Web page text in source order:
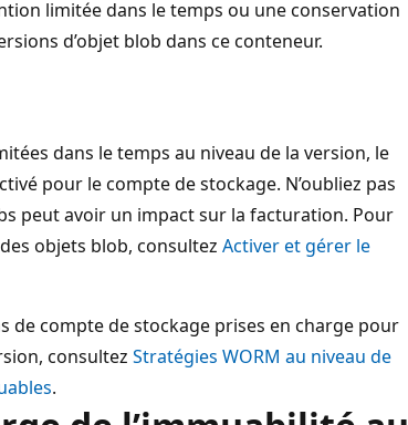
limitée dans le temps ou une conservation
d’objet blob dans ce conteneur.
dans le temps au niveau de la version, le
pour le compte de stockage. N’oubliez pas
peut avoir un impact sur la facturation. Pour
objets blob, consultez Activer et gérer le
de compte de stockage prises en charge pour
consultez Stratégies WORM au niveau de
.